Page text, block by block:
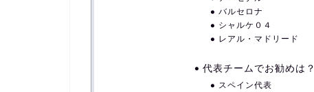
バルセロナ
シャルケ０４
レアル・マドリード
代表チームでお勧めは？
スペイン代表